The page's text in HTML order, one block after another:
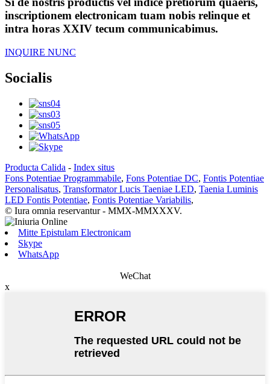
inscriptionem electronicam tuam nobis relinque et
intra horas XXIV tecum communicabimus.
INQUIRE NUNC
Socialis
Producta Calida - Index situs
Fons Potentiae Programmabile, Fons Potentiae DC, Fontis Potentiae
Personalisatus, Transformator Lucis Taeniae LED, Taenia Luminis
LED Fontis Potentiae, Fontis Potentiae Variabilis,
© Iura omnia reservantur - MMX-MMXXXV.
Mitte Epistulam Electronicam
Skype
WhatsApp
WeChat
x